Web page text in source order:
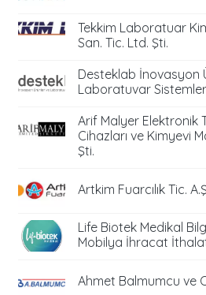
Tekkim Laboratuar
San. Tic. Ltd. Şti.
Desteklab İnovasyon
Laboratuvar
Arif Malyer Elektronik
Cihazları ve Kimyevi
Şti.
Artkim Fuarcılık Tic.
Life Biotek Medikal
Mobilya İhracat
Ahmet Balmumcu ve